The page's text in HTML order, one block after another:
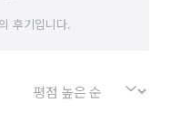
후기입니다.